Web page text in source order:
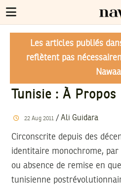
Les articles publiés
reflètent pas
Tunisie : À Propos
22 Aug 2011/ Ali Guidara
Circonscrite depuis des
identitaire monochrome,
ou absence de remise en
tunisienne